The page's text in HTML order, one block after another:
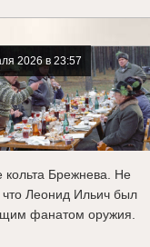
2026 в 23:57
кольта Брежнева. Не
что Леонид Ильич был
фанатом оружия.